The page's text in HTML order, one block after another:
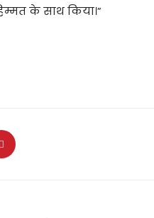
के साथ किया।”